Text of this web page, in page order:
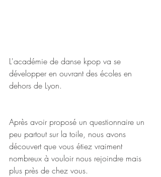
L'académie de danse kpop va se
développer en ouvrant des écoles en
dehors de Lyon.
Après avoir proposé un questionnaire un
peu partout sur la toile, nous avons
découvert que vous étiez vraiment
nombreux à vouloir nous rejoindre mais
plus près de chez vous.